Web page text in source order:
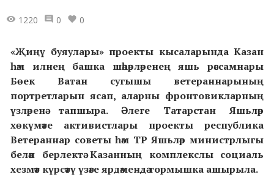
1220 0 0
«Җиңү буяулары» проекты кысаларында Казан
һәм илнең башка шәһәрләренең яшь рәссамнары
Бөек Ватан сугышы ветераннарының
портретларын ясап, аларны фронтовикларның
үзләренә тапшыра. Әлеге Татарстан Яшьләр
хөкүмәте активистлары проекты республика
Ветераннар советы һәм ТР Яшьләр министрлыгы
белән берлектә Казанның комплекслы социаль
хезмәт күрсәтү үзәге ярдәмендә тормышка ашырыла.